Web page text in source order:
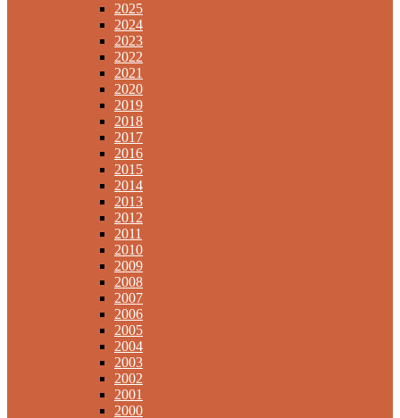
2025
2024
2023
2022
2021
2020
2019
2018
2017
2016
2015
2014
2013
2012
2011
2010
2009
2008
2007
2006
2005
2004
2003
2002
2001
2000